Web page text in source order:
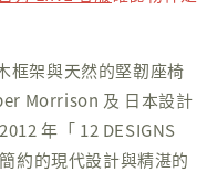
框架與天然的堅韌座椅
Morrison 及 日本設計
年「 12 DESIGNS
約的現代設計與精湛的